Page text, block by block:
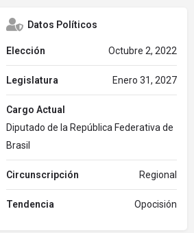
Datos Políticos
Elección Octubre 2, 2022
Legislatura Enero 31, 2027
Cargo Actual
Diputado de la República Federativa de
Brasil
Circunscripción Regional
Tendencia Opocisión